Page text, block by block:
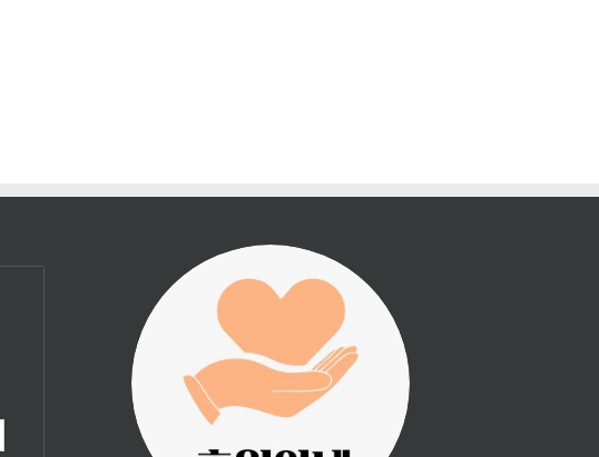
진리횃불 사역은 여러분
의 후원으로 이루어집니
다.